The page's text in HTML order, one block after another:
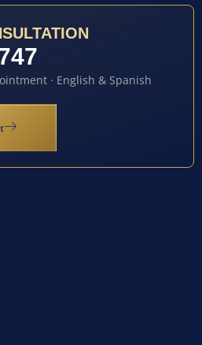
· English & Spanish